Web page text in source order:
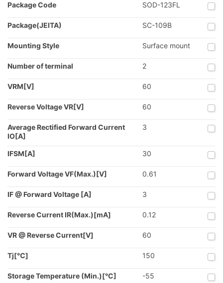
Package Code SOD-123FL
Package(JEITA) SC-109B
Mounting Style Surface mount
Number of terminal 2
VRM[V] 60
Reverse Voltage VR[V] 60
Average Rectified Forward Current
IO[A]
3
IFSM[A] 30
Forward Voltage VF(Max.)[V] 0.61
IF @ Forward Voltage [A] 3
Reverse Current IR(Max.)[mA] 0.12
VR @ Reverse Current[V] 60
Tj[℃] 150
Storage Temperature (Min.)[°C] -55